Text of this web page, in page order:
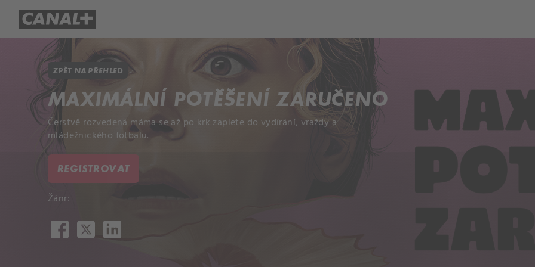
ZPĚT NA PŘEHLED
MAXIMÁLNÍ POTĚŠENÍ ZARUČENO
Čerstvě rozvedená máma se až po krk zaplete do vydírání, vraždy a
mládežnického fotbalu.
REGISTROVAT
Žánr: